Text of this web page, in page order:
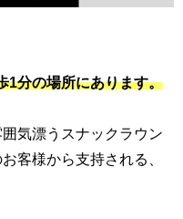
1分の場所にあります。
気漂うスナックラウン
客様から支持される、